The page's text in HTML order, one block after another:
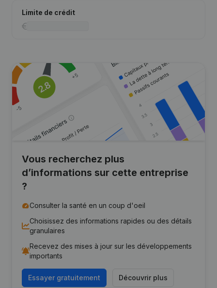
Limite de crédit
Vous recherchez plus
d’informations sur cette entreprise
?
Consulter la santé en un coup d'oeil
Choisissez des informations rapides ou des détails
granulaires
Recevez des mises à jour sur les développements
importants
Essayer gratuitement Découvrir plus